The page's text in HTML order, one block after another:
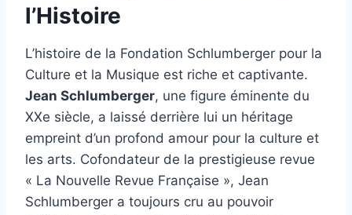
l’Histoire
L’histoire de la Fondation Schlumberger pour la
Culture et la Musique est riche et captivante.
Jean Schlumberger, une figure éminente du
XXe siècle, a laissé derrière lui un héritage
empreint d’un profond amour pour la culture et
les arts. Cofondateur de la prestigieuse revue
« La Nouvelle Revue Française », Jean
Schlumberger a toujours cru au pouvoir